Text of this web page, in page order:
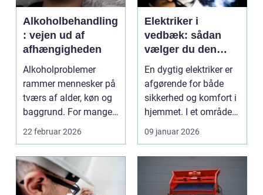
Alkoholbehandling
: vejen ud af
afhængigheden
Alkoholproblemer
rammer mennesker på
tværs af alder, køn og
baggrund. For mange
s...
22 februar 2026
Elektriker i
vedbæk: sådan
vælger du den
rette fagmand til
opgaven
En dygtig elektriker er
afgørende for både
sikkerhed og komfort i
hjemmet. I et område
som Vedbæk, h...
09 januar 2026